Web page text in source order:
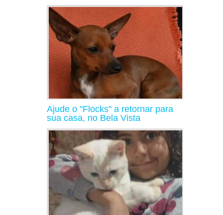
Ajude o "Flocks" a retornar para
sua casa, no Bela Vista